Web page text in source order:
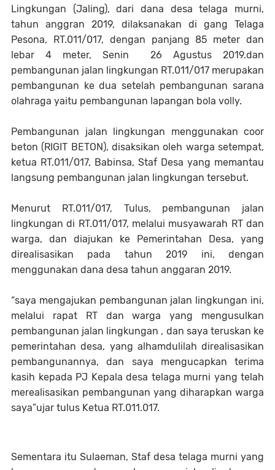
Lingkungan (Jaling), dari dana desa telaga murni,
tahun anggran 2019, dilaksanakan di gang Telaga
Pesona, RT.011/017, dengan panjang 85 meter dan
lebar 4 meter, Senin 26 Agustus 2019.dan
pembangunan jalan lingkungan RT.011/017 merupakan
pembangunan ke dua setelah pembangunan sarana
olahraga yaitu pembangunan lapangan bola volly.
Pembangunan jalan lingkungan menggunakan coor
beton (RIGIT BETON), disaksikan oleh warga setempat,
ketua RT.011/017, Babinsa, Staf Desa yang memantau
langsung pembangunan jalan lingkungan tersebut.
Menurut RT.011/017, Tulus, pembangunan jalan
lingkungan di RT.011/017, melalui musyawarah RT dan
warga, dan diajukan ke Pemerintahan Desa, yang
direalisasikan pada tahun 2019 ini, dengan
menggunakan dana desa tahun anggaran 2019.
“saya mengajukan pembangunan jalan lingkungan ini,
melalui rapat RT dan warga yang mengusulkan
pembangunan jalan lingkungan , dan saya teruskan ke
pemerintahan desa, yang alhamdulilah direalisasikan
pembangunannya, dan saya mengucapkan terima
kasih kepada PJ Kepala desa telaga murni yang telah
merealisasikan pembangunan yang diharapkan warga
saya”ujar tulus Ketua RT.011.017.
Sementara itu Sulaeman, Staf desa telaga murni yang